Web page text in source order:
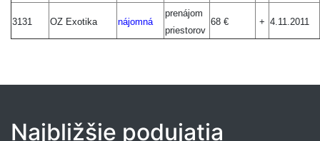
3131 OZ Exotika nájomná
prenájom
priestorov
68 € + 4.11.2011
Najbližšie podujatia